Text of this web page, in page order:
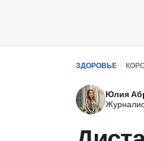
ЗДОРОВЬЕ
Юлия